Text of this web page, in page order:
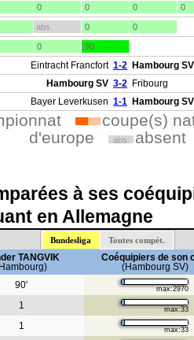
0 0 0 0
abs. 0 0
0 90
Eintracht Francfort 1-2 Hambourg SV
Hambourg SV 3-2 Fribourg
Bayer Leverkusen 1-1 Hambourg SV
coupe(s)
d'europe
abs. absent
à ses
en Allemagne
Bundesliga Toutes compét.
TANGVIK
Coéquipiers de son
(Hambourg SV)
90' max:2970
1 max:33
1 max:33